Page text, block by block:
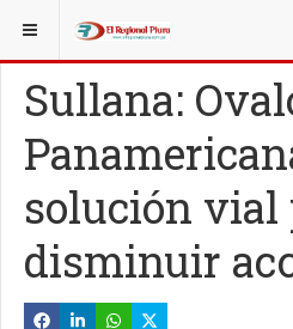
ESTÁ AQUÍ: ESPECIALES
Sullana:
solución vial
disminuir